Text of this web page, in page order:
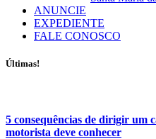
ANUNCIE
EXPEDIENTE
FALE CONOSCO
Últimas!
5 consequências de dirigir um
motorista deve conhecer